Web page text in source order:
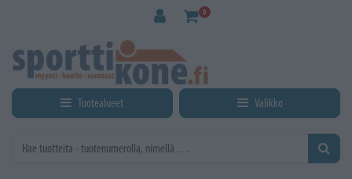
0
Tuotealueet Valikko